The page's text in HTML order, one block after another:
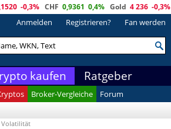
-0,3% CHF 0,9361 0,4% Gold 4 236 -0,3%
Anmelden Registrieren? Fan werden
kaufen Ratgeber
Broker-Vergleiche
Forum
Volatilität